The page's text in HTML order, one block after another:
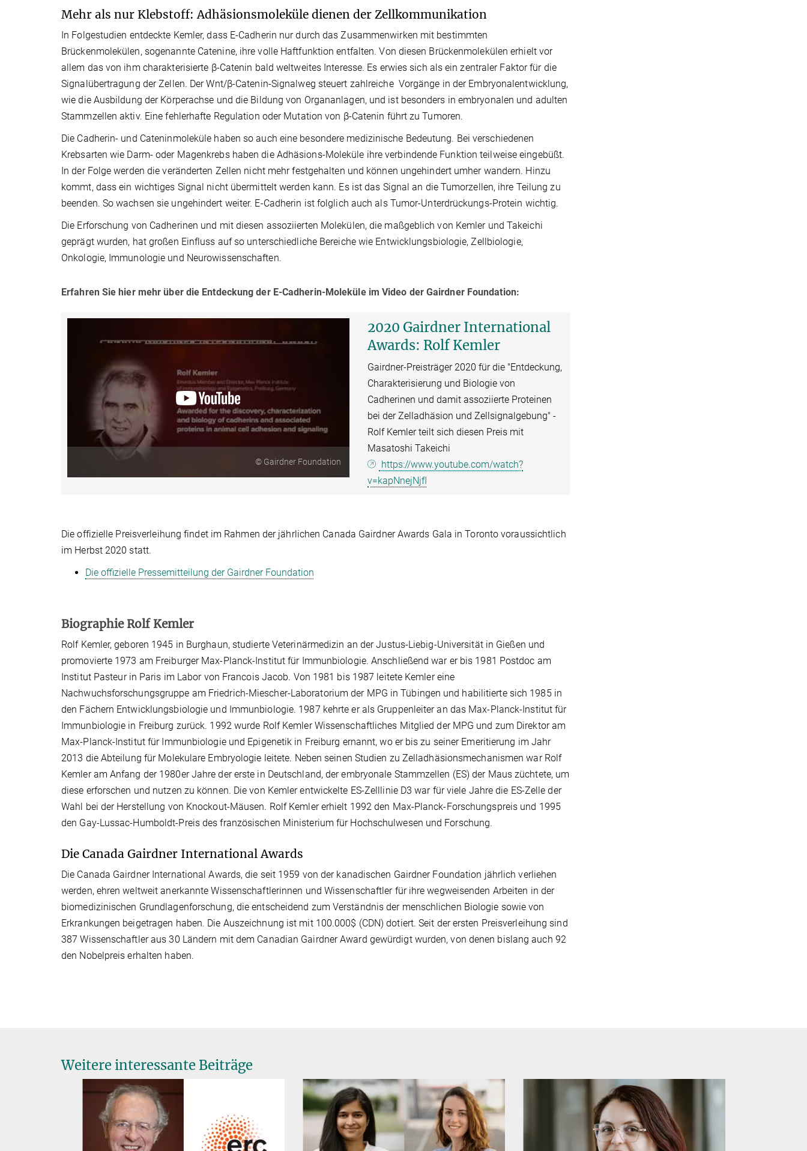
Mehr als nur Klebstoff: Adhäsionsmoleküle dienen der Zellkommunikation
In Folgestudien entdeckte Kemler, dass E-Cadherin nur durch das Zusammenwirken mit bestimmten
Brückenmolekülen, sogenannte Catenine, ihre volle Haftfunktion entfalten. Von diesen Brückenmolekülen erhielt vor
allem das von ihm charakterisierte β-Catenin bald weltweites Interesse. Es erwies sich als ein zentraler Faktor für die
Signalübertragung der Zellen. Der Wnt/β-Catenin-Signalweg steuert zahlreiche Vorgänge in der Embryonalentwicklung,
wie die Ausbildung der Körperachse und die Bildung von Organanlagen, und ist besonders in embryonalen und adulten
Stammzellen aktiv. Eine fehlerhafte Regulation oder Mutation von β-Catenin führt zu Tumoren.
Die Cadherin- und Cateninmoleküle haben so auch eine besondere medizinische Bedeutung. Bei verschiedenen
Krebsarten wie Darm- oder Magenkrebs haben die Adhäsions-Moleküle ihre verbindende Funktion teilweise eingebüßt.
In der Folge werden die veränderten Zellen nicht mehr festgehalten und können ungehindert umher wandern. Hinzu
kommt, dass ein wichtiges Signal nicht übermittelt werden kann. Es ist das Signal an die Tumorzellen, ihre Teilung zu
beenden. So wachsen sie ungehindert weiter. E-Cadherin ist folglich auch als Tumor-Unterdrückungs-Protein wichtig.
Die Erforschung von Cadherinen und mit diesen assoziierten Molekülen, die maßgeblich von Kemler und Takeichi
geprägt wurden, hat großen Einfluss auf so unterschiedliche Bereiche wie Entwicklungsbiologie, Zellbiologie,
Onkologie, Immunologie und Neurowissenschaften.
Erfahren Sie hier mehr über die Entdeckung der E-Cadherin-Moleküle im Video der Gairdner Foundation:
© Gairdner Foundation
2020 Gairdner International
Awards: Rolf Kemler
Gairdner-Preisträger 2020 für die "Entdeckung,
Charakterisierung und Biologie von
Cadherinen und damit assoziierte Proteinen
bei der Zelladhäsion und Zellsignalgebung" -
Rolf Kemler teilt sich diesen Preis mit
Masatoshi Takeichi
https://www.youtube.com/watch?
v=kapNnejNjfI
Die offizielle Preisverleihung findet im Rahmen der jährlichen Canada Gairdner Awards Gala in Toronto voraussichtlich
im Herbst 2020 statt.
Die offizielle Pressemitteilung der Gairdner Foundation
Biographie Rolf Kemler
Rolf Kemler, geboren 1945 in Burghaun, studierte Veterinärmedizin an der Justus-Liebig-Universität in Gießen und
promovierte 1973 am Freiburger Max-Planck-Institut für Immunbiologie. Anschließend war er bis 1981 Postdoc am
Institut Pasteur in Paris im Labor von Francois Jacob. Von 1981 bis 1987 leitete Kemler eine
Nachwuchsforschungsgruppe am Friedrich-Miescher-Laboratorium der MPG in Tübingen und habilitierte sich 1985 in
den Fächern Entwicklungsbiologie und Immunbiologie. 1987 kehrte er als Gruppenleiter an das Max-Planck-Institut für
Immunbiologie in Freiburg zurück. 1992 wurde Rolf Kemler Wissenschaftliches Mitglied der MPG und zum Direktor am
Max-Planck-Institut für Immunbiologie und Epigenetik in Freiburg ernannt, wo er bis zu seiner Emeritierung im Jahr
2013 die Abteilung für Molekulare Embryologie leitete. Neben seinen Studien zu Zelladhäsionsmechanismen war Rolf
Kemler am Anfang der 1980er Jahre der erste in Deutschland, der embryonale Stammzellen (ES) der Maus züchtete, um
diese erforschen und nutzen zu können. Die von Kemler entwickelte ES-Zelllinie D3 war für viele Jahre die ES-Zelle der
Wahl bei der Herstellung von Knockout-Mäusen. Rolf Kemler erhielt 1992 den Max-Planck-Forschungspreis und 1995
den Gay-Lussac-Humboldt-Preis des französischen Ministerium für Hochschulwesen und Forschung.
Die Canada Gairdner International Awards
Die Canada Gairdner International Awards, die seit 1959 von der kanadischen Gairdner Foundation jährlich verliehen
werden, ehren weltweit anerkannte Wissenschaftlerinnen und Wissenschaftler für ihre wegweisenden Arbeiten in der
biomedizinischen Grundlagenforschung, die entscheidend zum Verständnis der menschlichen Biologie sowie von
Erkrankungen beigetragen haben. Die Auszeichnung ist mit 100.000$ (CDN) dotiert. Seit der ersten Preisverleihung sind
387 Wissenschaftler aus 30 Ländern mit dem Canadian Gairdner Award gewürdigt wurden, von denen bislang auch 92
den Nobelpreis erhalten haben.
Weitere interessante Beiträge